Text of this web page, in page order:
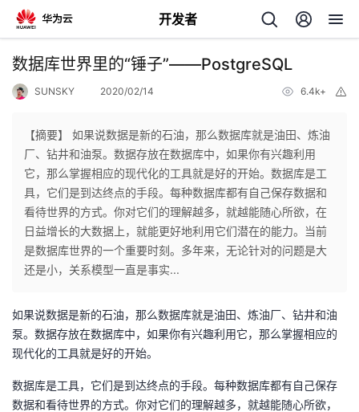
开发者
返
个
人
主
页
我
的
开
发
者
数据库世界里的“锤子”——PostgreSQL
SUNSKY 2020/02/14 6.4k+
【摘要】 如果说数据是新的石油，那么数据库就是油田、炼油
厂、钻井和油泵。数据存放在数据库中，如果你有兴趣利用
它，那么掌握相应的现代化的工具就是好的开始。数据库是工
具，它们是到达终点的手段。每种数据库都有自己保存数据和
看待世界的方式。你对它们的理解越多，就越能随心所欲，在
日益增长的大数据上，就能更好地利用它们潜在的能力。当前
是数据库世界的一个重要时刻。多年来，无论针对的问题是大
还是小，关系模型一直是事实...
如果说数据是新的石油，那么数据库就是油田、炼油厂、钻井和油
泵。数据存放在数据库中，如果你有兴趣利用它，那么掌握相应的
现代化的工具就是好的开始。
数据库是工具，它们是到达终点的手段。每种数据库都有自己保存
数据和看待世界的方式。你对它们的理解越多，就越能随心所欲，